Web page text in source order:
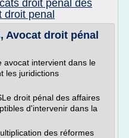
droit penal des
droit penal
Avocat droit pénal
avocat intervient dans le
les juridictions
droit pénal des affaires
d'intervenir dans la
des réformes